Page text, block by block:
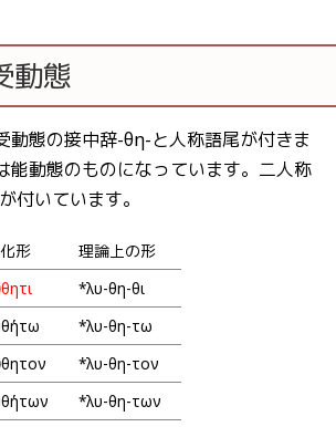
動態
動態の接中辞-θη-と人称語尾が付きま
能動態のものになっています。二人称
付いています。
形 理論上の形
*λυ-θη-θι
*λυ-θη-τω
*λυ-θη-τον
*λυ-θη-των